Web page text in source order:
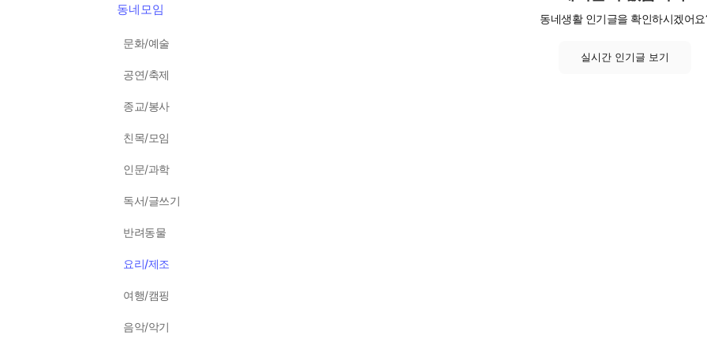
동네모임
문화/예술
공연/축제
종교/봉사
친목/모임
인문/과학
독서/글쓰기
반려동물
요리/제조
여행/캠핑
음악/악기
동네생활 인기글을 확인하시겠어요
실시간 인기글 보기